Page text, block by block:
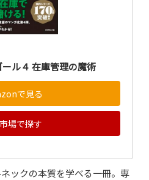
ル４ 在庫管理の魔術
で見る
場で探す
ックの本質を学べる一冊。専